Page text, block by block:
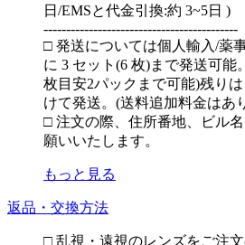
日/EMSと代金引換:約 3~5日 )
-------------------------------------------
□ 発送については個人輸入/薬
に 3 セット(6 枚)まで発送可
枚目安2パックまで可能)残り
けて発送。(送料追加料金はあ
□ 注文の際、住所番地、ビル
願いいたします。
もっと見る
返品・交換方法
□ 乱視・遠視のレンズをご注